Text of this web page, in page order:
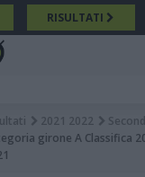
RISULTATI
2021 2022
girone A Classifica